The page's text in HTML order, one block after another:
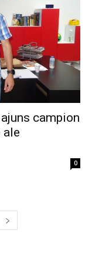
ajuns campion
ale
0